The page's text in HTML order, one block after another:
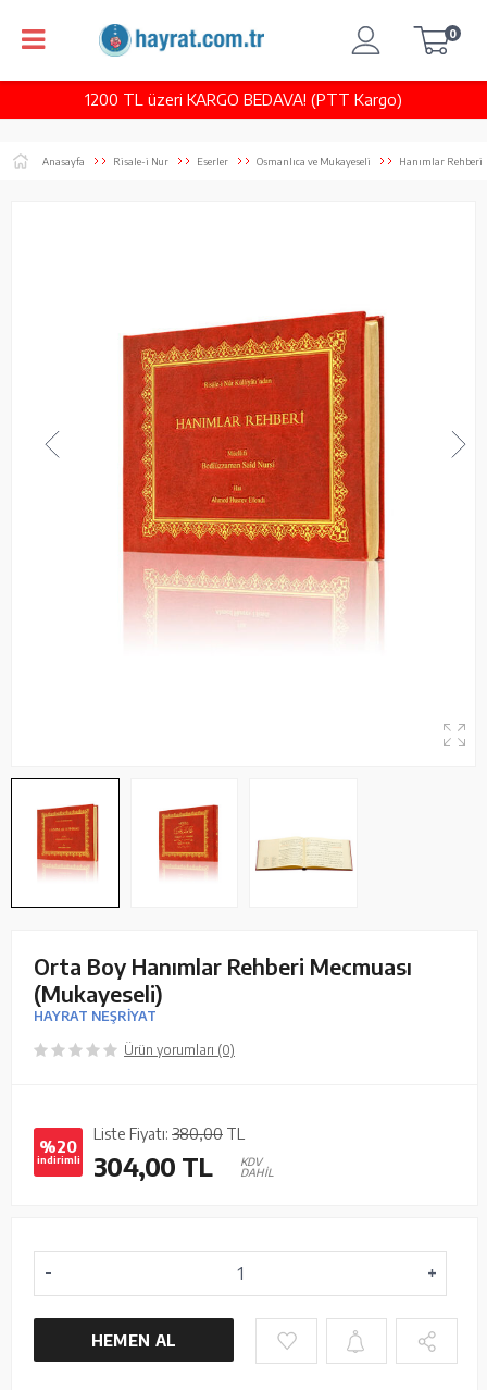
1200 TL üzeri KARGO BEDAVA! (PTT Kargo)
0
Anasayfa Risale-i Nur Eserler Osmanlıca ve Mukayeseli Hanımlar Rehberi
Orta Boy Hanımlar Rehberi Mecmuası
(Mukayeseli)
HAYRAT NEŞRİYAT
Ürün yorumları (0)
%20
indirimli
Liste Fiyatı: 380,00 TL
304,00 TL
KDV
DAHİL
HEMEN AL